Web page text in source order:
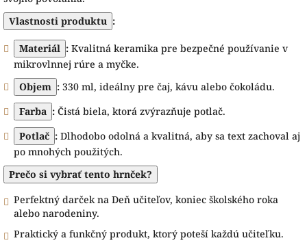
Vlastnosti produktu :
Materiál : Kvalitná keramika pre bezpečné používanie v
mikrovlnnej rúre a myčke.
Objem : 330 ml, ideálny pre čaj, kávu alebo čokoládu.
Farba : Čistá biela, ktorá zvýrazňuje potlač.
Potlač : Dlhodobo odolná a kvalitná, aby sa text zachoval aj
po mnohých použitých.
Prečo si vybrať tento hrnček?
Perfektný darček na Deň učiteľov, koniec školského roka
alebo narodeniny.
Praktický a funkčný produkt, ktorý poteší každú učiteľku.